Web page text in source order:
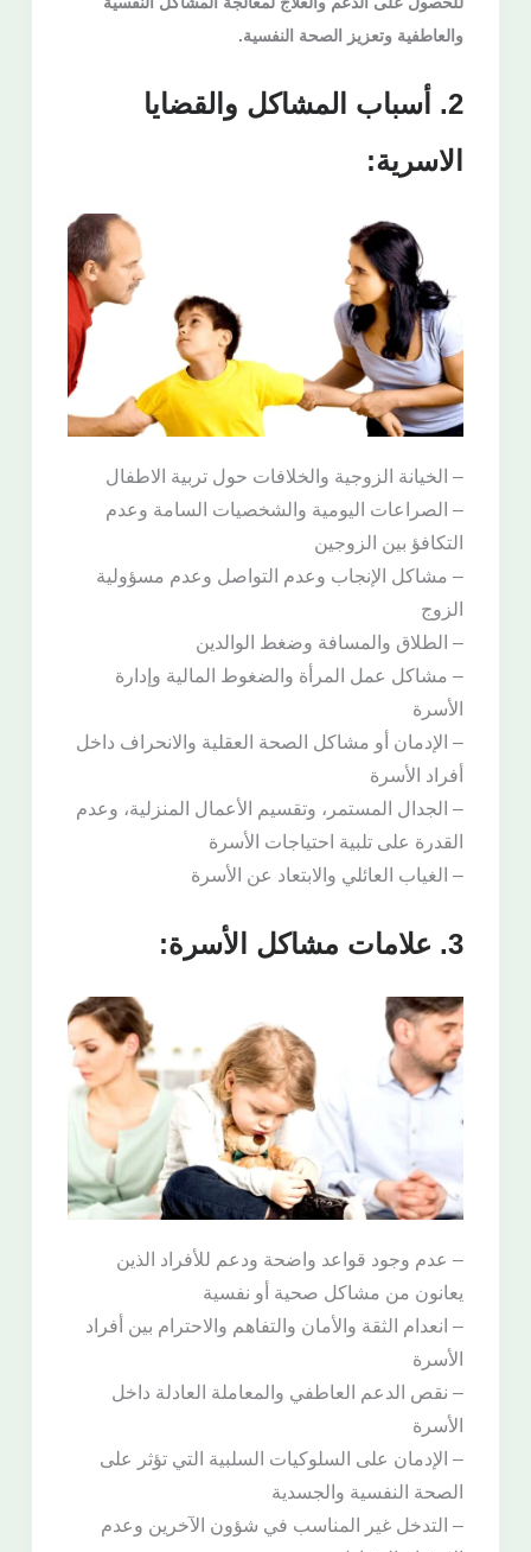
والعاطفية وتعزيز الصحة النفسية.
2. أسباب المشاكل والقضايا
الاسرية:
– الخيانة الزوجية والخلافات حول تربية الاطفال
– الصراعات اليومية والشخصيات السامة وعدم
التكافؤ بين الزوجين
– مشاكل الإنجاب وعدم التواصل وعدم مسؤولية
الزوج
– الطلاق والمسافة وضغط الوالدين
– مشاكل عمل المرأة والضغوط المالية وإدارة
الأسرة
– الإدمان أو مشاكل الصحة العقلية والانحراف داخل
أفراد الأسرة
– الجدال المستمر، وتقسيم الأعمال المنزلية، وعدم
القدرة على تلبية احتياجات الأسرة
– الغياب العائلي والابتعاد عن الأسرة
3. علامات مشاكل الأسرة:
– عدم وجود قواعد واضحة ودعم للأفراد الذين
يعانون من مشاكل صحية أو نفسية
– انعدام الثقة والأمان والتفاهم والاحترام بين أفراد
الأسرة
– نقص الدعم العاطفي والمعاملة العادلة داخل
الأسرة
– الإدمان على السلوكيات السلبية التي تؤثر على
الصحة النفسية والجسدية
– التدخل غير المناسب في شؤون الآخرين وعدم